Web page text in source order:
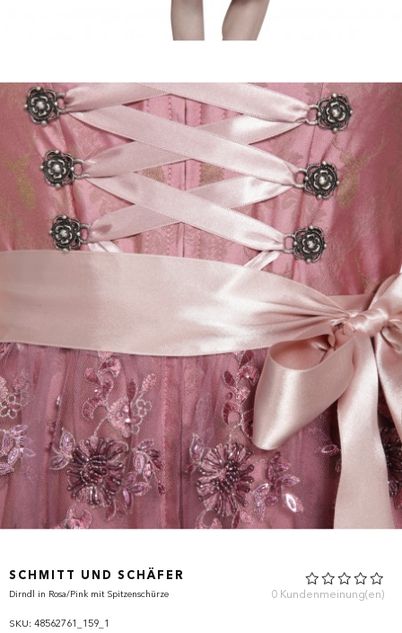
SCHMITT UND SCHÄFER
Dirndl in Rosa/Pink mit Spitzenschürze
SKU: 48562761_159_1
0 Kundenmeinung(en)